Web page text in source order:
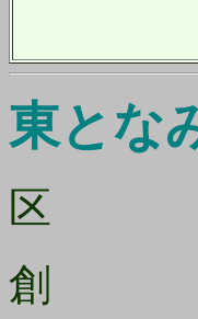
東とな
区
創 立